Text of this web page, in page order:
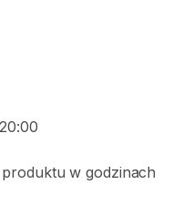
w godzinach